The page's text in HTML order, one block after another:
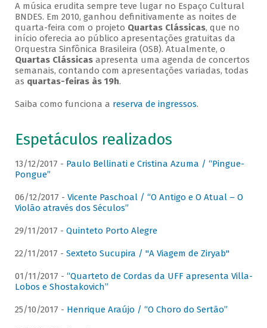
A música erudita sempre teve lugar no Espaço Cultural
BNDES. Em 2010, ganhou definitivamente as noites de
quarta-feira com o projeto Quartas Clássicas, que no
início oferecia ao público apresentações gratuitas da
Orquestra Sinfônica Brasileira (OSB). Atualmente, o
Quartas Clássicasapresenta uma agenda de concertos
semanais, contando com apresentações variadas, todas
as quartas-feiras às 19h.
Saiba como funciona a reserva de ingressos.
Espetáculos realizados
13/12/2017 - Paulo Bellinati e Cristina Azuma / “Pingue-
Pongue”
06/12/2017 - Vicente Paschoal / “O Antigo e O Atual – O
Violão através dos Séculos”
29/11/2017 - Quinteto Porto Alegre
22/11/2017 - Sexteto Sucupira / "A Viagem de Ziryab"
01/11/2017 - “Quarteto de Cordas da UFF apresenta Villa-
Lobos e Shostakovich”
25/10/2017 - Henrique Araújo / “O Choro do Sertão”